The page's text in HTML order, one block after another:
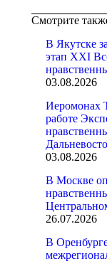
Смотрите
В Якутске
этап XXI
03.08.2026
Иеромонах
работе
03.08.2026
В Москве
26.07.2026
В